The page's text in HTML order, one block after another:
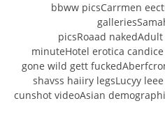
bbww picsCarrmen
picsRoaad
minuteHotel erotica
gone wild gett
shavss haiiry legsLucyy
cunshot videoAsian